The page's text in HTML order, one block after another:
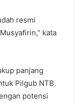
resmi
kata
panjang
Pilgub NTB.
potensi